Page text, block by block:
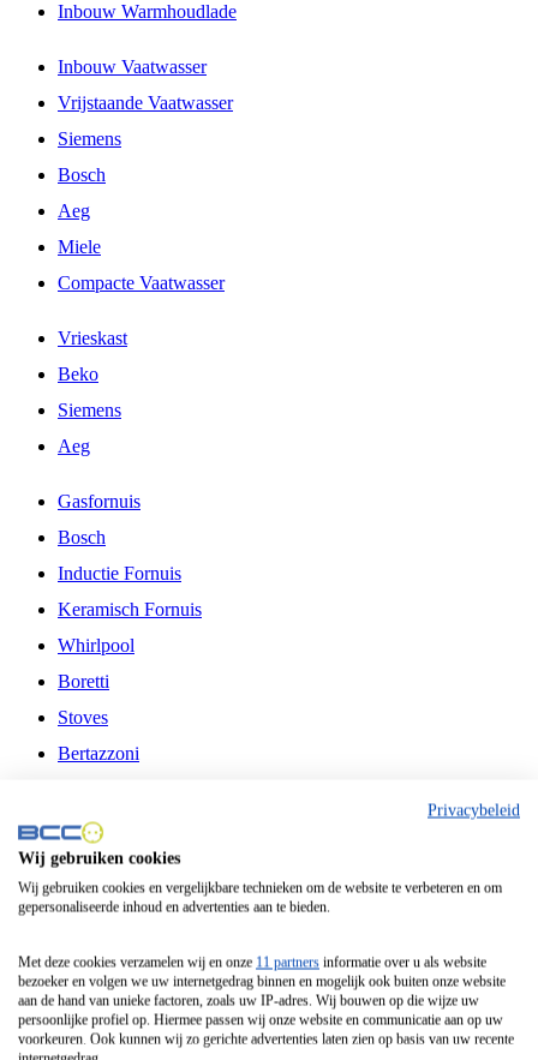
Inbouw Warmhoudlade
Inbouw Vaatwasser
Vrijstaande Vaatwasser
Siemens
Bosch
Aeg
Miele
Compacte Vaatwasser
Vrieskast
Beko
Siemens
Aeg
Gasfornuis
Bosch
Inductie Fornuis
Keramisch Fornuis
Whirlpool
Boretti
Stoves
Bertazzoni
Fitelli
Airfryer
Frituurpan
Contactgrill
Broodbakmachine
Broodrooster
Privacybeleid
Wij gebruiken cookies
Wij gebruiken cookies en vergelijkbare technieken om de website te verbeteren en om
gepersonaliseerde inhoud en advertenties aan te bieden.
Met deze cookies verzamelen wij en onze 11 partners informatie over u als website
bezoeker en volgen we uw internetgedrag binnen en mogelijk ook buiten onze website
aan de hand van unieke factoren, zoals uw IP-adres. Wij bouwen op die wijze uw
persoonlijke profiel op. Hiermee passen wij onze website en communicatie aan op uw
voorkeuren. Ook kunnen wij zo gerichte advertenties laten zien op basis van uw recente